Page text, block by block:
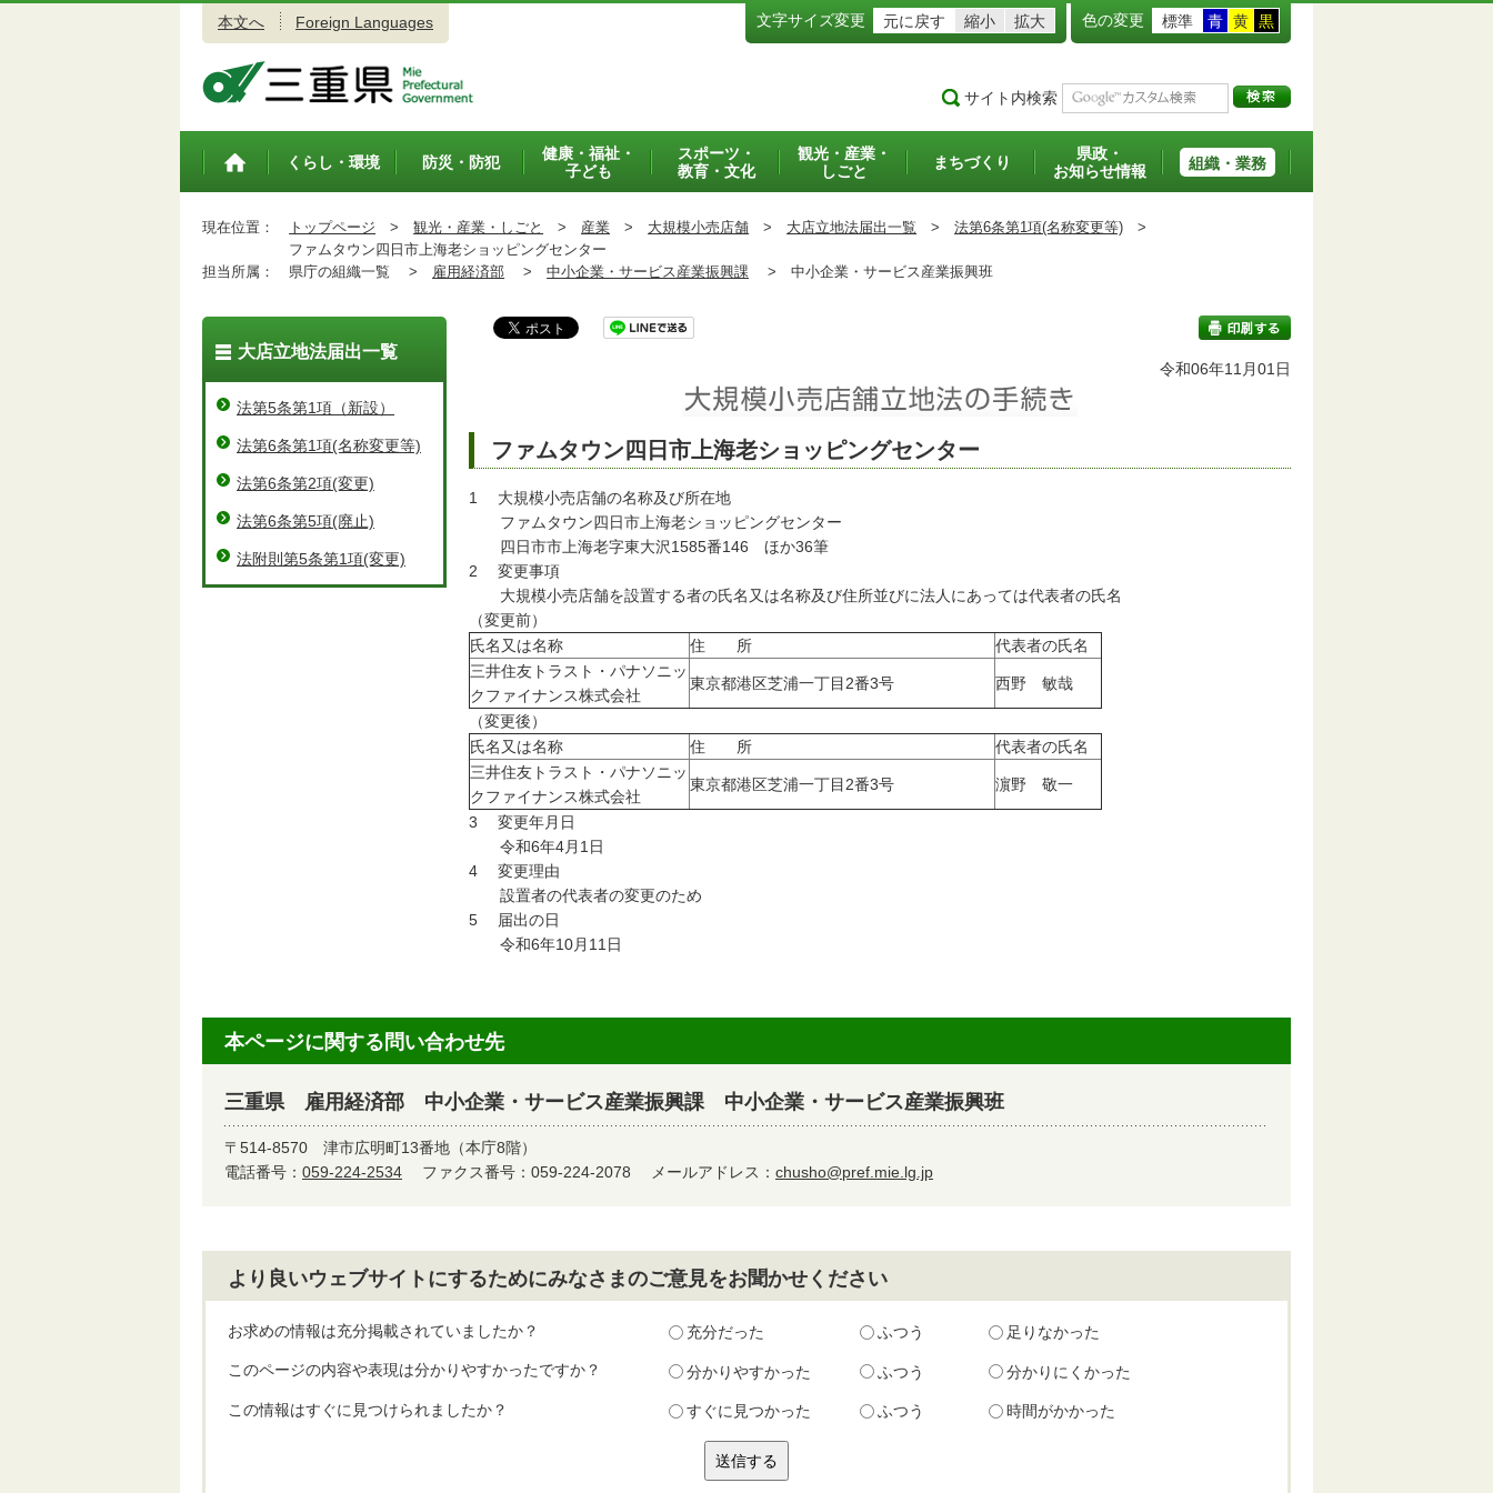
本文へ Foreign Languages 文字サイズ変更 元に戻す 縮小 拡大 色の変更 標準 青 黄 黒
サイト内検索
トップペ
くらし・環境 防災・防犯
健康・福祉・
子ども
スポーツ・
教育・文化
観光・産業・
しごと
まちづくり
県政・
お知らせ情報
組織・業務
現在位置： トップページ > 観光・産業・しごと > 産業 > 大規模小売店舗 > 大店立地法届出一覧 > 法第6条第1項(名称変更等) >
ファムタウン四日市上海老ショッピングセンター
担当所属：
県庁の組織一覧 > 雇用経済部 > 中小企業・サービス産業振興課 > 中小企業・サービス産業振興班
令和06年11月01日
ファムタウン四日市上海老ショッピングセンター
1 大規模小売店舗の名称及び所在地
ファムタウン四日市上海老ショッピングセンター
四日市市上海老字東大沢1585番146 ほか36筆
2 変更事項
大規模小売店舗を設置する者の氏名又は名称及び住所並びに法人にあっては代表者の氏名
（変更前）
氏名又は名称
住 所
代表者の氏名
三井住友トラスト・パナソニッ
クファイナンス株式会社
東京都港区芝浦一丁目2番3号 西野 敏哉
（変更後）
氏名又は名称
住 所
代表者の氏名
三井住友トラスト・パナソニッ
クファイナンス株式会社
東京都港区芝浦一丁目2番3号 濵野 敬一
3 変更年月日
令和6年4月1日
4 変更理由
設置者の代表者の変更のため
5 届出の日
令和6年10月11日
大店立地法届出一覧
法第5条第1項（新設）
法第6条第1項(名称変更等)
法第6条第2項(変更)
法第6条第5項(廃止)
法附則第5条第1項(変更)
本ページに関する問い合わせ先
三重県 雇用経済部 中小企業・サービス産業振興課 中小企業・サービス産業振興班
〒514-8570 津市広明町13番地（本庁8階）
電話番号： 059-224-2534 ファクス番号：059-224-2078 メールアドレス： chusho@pref.mie.lg.jp
より良いウェブサイトにするためにみなさまのご意見をお聞かせください
お求めの情報は充分掲載されていましたか？ 充分だった ふつう 足りなかった
このページの内容や表現は分かりやすかったですか？ 分かりやすかった ふつう 分かりにくかった
この情報はすぐに見つけられましたか？ すぐに見つかった ふつう 時間がかかった